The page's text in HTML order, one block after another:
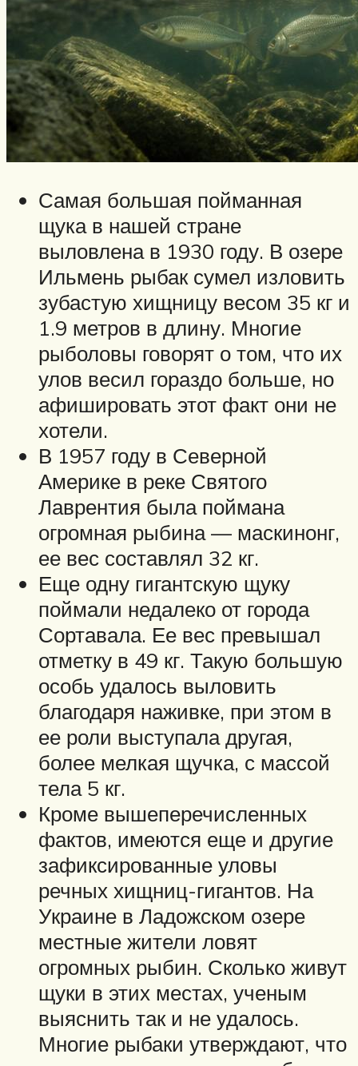
Самая большая пойманная
щука в нашей стране
выловлена в 1930 году. В озере
Ильмень рыбак сумел изловить
зубастую хищницу весом 35 кг и
1.9 метров в длину. Многие
рыболовы говорят о том, что их
улов весил гораздо больше, но
афишировать этот факт они не
хотели.
В 1957 году в Северной
Америке в реке Святого
Лаврентия была поймана
огромная рыбина — маскинонг,
ее вес составлял 32 кг.
Еще одну гигантскую щуку
поймали недалеко от города
Сортавала. Ее вес превышал
отметку в 49 кг. Такую большую
особь удалось выловить
благодаря наживке, при этом в
ее роли выступала другая,
более мелкая щучка, с массой
тела 5 кг.
Кроме вышеперечисленных
фактов, имеются еще и другие
зафиксированные уловы
речных хищниц-гигантов. На
Украине в Ладожском озере
местные жители ловят
огромных рыбин. Сколько живут
щуки в этих местах, ученым
выяснить так и не удалось.
Многие рыбаки утверждают, что